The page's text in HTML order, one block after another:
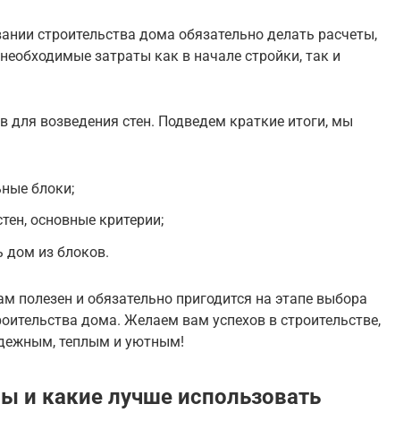
строительства дома обязательно делать расчеты,
затраты как в начале стройки, так и
возведения стен. Подведем краткие итоги, мы
блоки;
основные критерии;
дом из блоков.
полезен и обязательно пригодится на этапе выбора
дома. Желаем вам успехов в строительстве,
теплым и уютным!
и какие лучше использовать